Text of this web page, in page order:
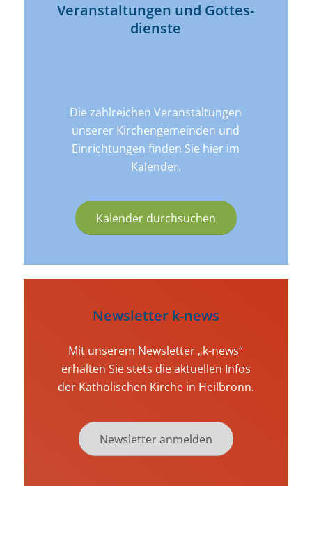
Veran­­staltungen und Gottes­
dienste
Die zahlreichen Veranstaltungen
unserer Kirchengemeinden und
Einrichtungen finden Sie hier im
Kalender.
Kalender durchsuchen
Newsletter k-news
Mit unserem Newsletter „k-news“
erhalten Sie stets die aktuellen Infos
der Katholischen Kirche in Heilbronn.
Newsletter anmelden